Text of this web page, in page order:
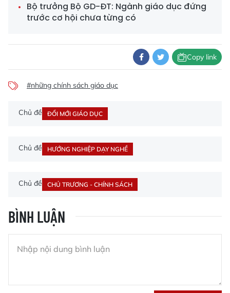
Bộ trưởng Bộ GD-ĐT: Ngành giáo dục đứng
trước cơ hội chưa từng có
Copy link
#những chính sách giáo dục
Chủ đề ĐỔI MỚI GIÁO DỤC
Chủ đề HƯỚNG NGHIỆP DẠY NGHỀ
Chủ đề CHỦ TRƯƠNG - CHÍNH SÁCH
BÌNH LUẬN